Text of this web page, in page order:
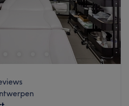
de Frankrijklei in Antwerpen
bijdragen aan een
schoonheidsverzorgingen worden
verzorgingsproducten
Je huid wordt hier dus niet
ook gevoed én
klassieke
voor gelaat en lichaam, kan je